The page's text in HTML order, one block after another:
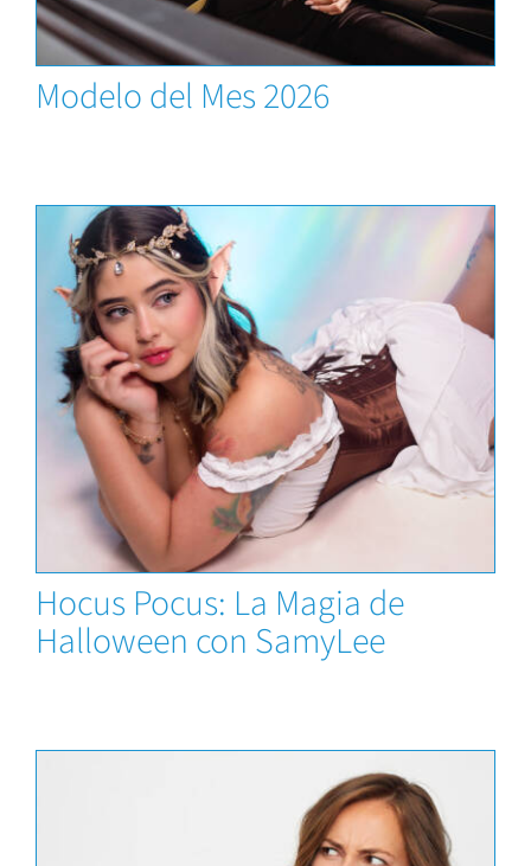
Modelo del Mes 2026
News
Hocus Pocus: La Magia de
Halloween con SamyLee